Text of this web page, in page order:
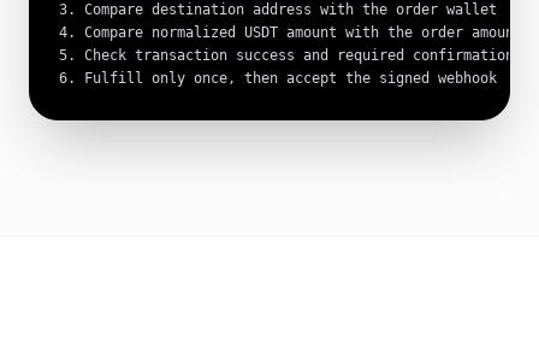
3. Compare destination address with the order wallet
4. Compare normalized USDT amount with the order amount
5. Check transaction success and required confirmations
6. Fulfill only once, then accept the signed webhook